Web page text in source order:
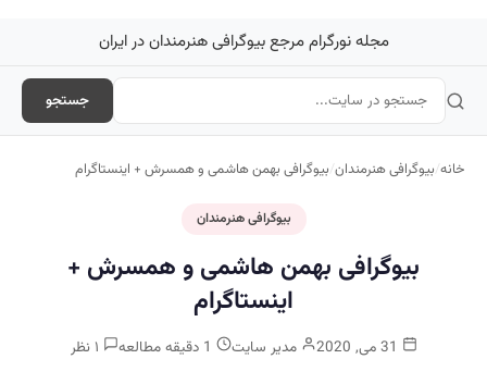
مجله نورگرام مرجع بیوگرافی هنرمندان در ایران
جستجو
خانه/بیوگرافی هنرمندان/بیوگرافی بهمن هاشمی و همسرش + اینستاگرام
بیوگرافی هنرمندان
بیوگرافی بهمن هاشمی و همسرش +
اینستاگرام
مدیر سایت